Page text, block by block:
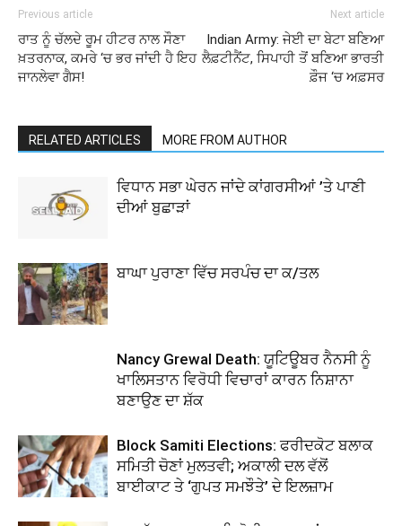
Previous article
ਰਾਤ ਨੂੰ ਚੱਲਦੇ ਰੂਮ ਹੀਟਰ ਨਾਲ ਸੌਣਾ
ਖ਼ਤਰਨਾਕ, ਕਮਰੇ ‘ਚ ਭਰ ਜਾਂਦੀ ਹੈ ਇਹ
ਜਾਨਲੇਵਾ ਗੈਸ!
Next article
Indian Army: ਜੇਈ ਦਾ ਬੇਟਾ ਬਣਿਆ
ਲੈਫ਼ਟੀਨੈਂਟ, ਸਿਪਾਹੀ ਤੋਂ ਬਣਿਆ ਭਾਰਤੀ
ਫ਼ੌਜ ‘ਚ ਅਫ਼ਸਰ
RELATED ARTICLES MORE FROM AUTHOR
ਵਿਧਾਨ ਸਭਾ ਘੇਰਨ ਜਾਂਦੇ ਕਾਂਗਰਸੀਆਂ ’ਤੇ ਪਾਣੀ
ਦੀਆਂ ਬੁਛਾੜਾਂ
ਬਾਘਾ ਪੁਰਾਣਾ ਵਿੱਚ ਸਰਪੰਚ ਦਾ ਕ/ਤਲ
Nancy Grewal Death: ਯੂਟਿਊਬਰ ਨੈਨਸੀ ਨੂੰ
ਖਾਲਿਸਤਾਨ ਵਿਰੋਧੀ ਵਿਚਾਰਾਂ ਕਾਰਨ ਨਿਸ਼ਾਨਾ
ਬਣਾਉਣ ਦਾ ਸ਼ੱਕ
Block Samiti Elections: ਫਰੀਦਕੋਟ ਬਲਾਕ
ਸਮਿਤੀ ਚੋਣਾਂ ਮੁਲਤਵੀ; ਅਕਾਲੀ ਦਲ ਵੱਲੋਂ
ਬਾਈਕਾਟ ਤੇ ‘ਗੁਪਤ ਸਮਝੌਤੇ’ ਦੇ ਇਲਜ਼ਾਮ